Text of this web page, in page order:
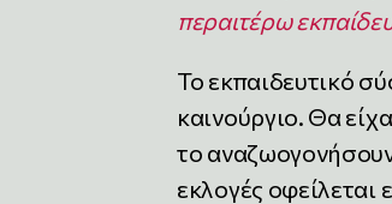
περαιτέρω
Το εκπαιδευτικό
καινούργιο. Θα
το
εκλογές οφείλεται